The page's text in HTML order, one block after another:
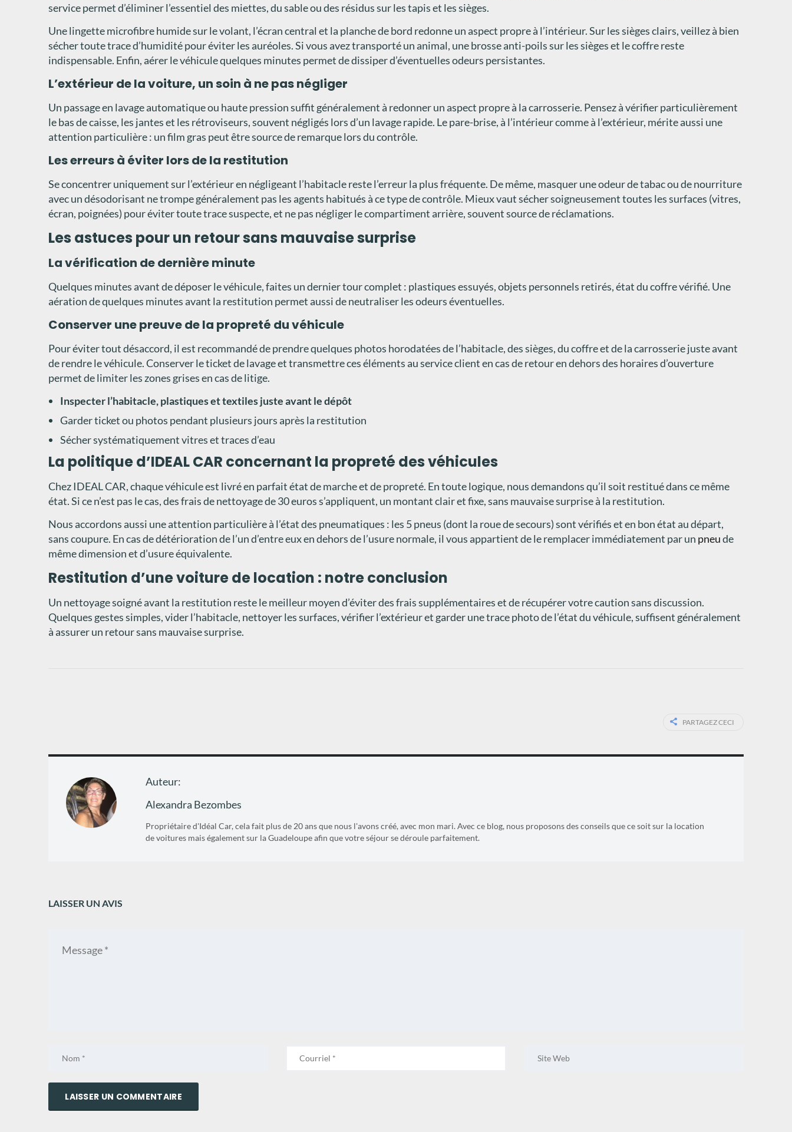
service permet d’éliminer l’essentiel des miettes, du sable ou des résidus sur les tapis et les sièges.
Une lingette microfibre humide sur le volant, l’écran central et la planche de bord redonne un aspect propre à l’intérieur. Sur les sièges clairs, veillez à bien
sécher toute trace d’humidité pour éviter les auréoles. Si vous avez transporté un animal, une brosse anti-poils sur les sièges et le coffre reste
indispensable. Enfin, aérer le véhicule quelques minutes permet de dissiper d’éventuelles odeurs persistantes.
L’extérieur de la voiture, un soin à ne pas négliger
Un passage en lavage automatique ou haute pression suffit généralement à redonner un aspect propre à la carrosserie. Pensez à vérifier particulièrement
le bas de caisse, les jantes et les rétroviseurs, souvent négligés lors d’un lavage rapide. Le pare-brise, à l’intérieur comme à l’extérieur, mérite aussi une
attention particulière : un film gras peut être source de remarque lors du contrôle.
Les erreurs à éviter lors de la restitution
Se concentrer uniquement sur l’extérieur en négligeant l’habitacle reste l’erreur la plus fréquente. De même, masquer une odeur de tabac ou de nourriture
avec un désodorisant ne trompe généralement pas les agents habitués à ce type de contrôle. Mieux vaut sécher soigneusement toutes les surfaces (vitres,
écran, poignées) pour éviter toute trace suspecte, et ne pas négliger le compartiment arrière, souvent source de réclamations.
Les astuces pour un retour sans mauvaise surprise
La vérification de dernière minute
Quelques minutes avant de déposer le véhicule, faites un dernier tour complet : plastiques essuyés, objets personnels retirés, état du coffre vérifié. Une
aération de quelques minutes avant la restitution permet aussi de neutraliser les odeurs éventuelles.
Conserver une preuve de la propreté du véhicule
Pour éviter tout désaccord, il est recommandé de prendre quelques photos horodatées de l’habitacle, des sièges, du coffre et de la carrosserie juste avant
de rendre le véhicule. Conserver le ticket de lavage et transmettre ces éléments au service client en cas de retour en dehors des horaires d’ouverture
permet de limiter les zones grises en cas de litige.
Inspecter l’habitacle, plastiques et textiles juste avant le dépôt
Garder ticket ou photos pendant plusieurs jours après la restitution
Sécher systématiquement vitres et traces d’eau
La politique d’IDEAL CAR concernant la propreté des véhicules
Chez IDEAL CAR, chaque véhicule est livré en parfait état de marche et de propreté. En toute logique, nous demandons qu’il soit restitué dans ce même
état. Si ce n’est pas le cas, des frais de nettoyage de 30 euros s’appliquent, un montant clair et fixe, sans mauvaise surprise à la restitution.
Nous accordons aussi une attention particulière à l’état des pneumatiques : les 5 pneus (dont la roue de secours) sont vérifiés et en bon état au départ,
sans coupure. En cas de détérioration de l’un d’entre eux en dehors de l’usure normale, il vous appartient de le remplacer immédiatement par un pneude
même dimension et d’usure équivalente.
Restitution d’une voiture de location : notre conclusion
Un nettoyage soigné avant la restitution reste le meilleur moyen d’éviter des frais supplémentaires et de récupérer votre caution sans discussion.
Quelques gestes simples, vider l’habitacle, nettoyer les surfaces, vérifier l’extérieur et garder une trace photo de l’état du véhicule, suffisent généralement
à assurer un retour sans mauvaise surprise.
PARTAGEZ CECI
Auteur:
Alexandra Bezombes
Propriétaire d'Idéal Car, cela fait plus de 20 ans que nous l'avons créé, avec mon mari. Avec ce blog, nous proposons des conseils que ce soit sur la location
de voitures mais également sur la Guadeloupe afin que votre séjour se déroule parfaitement.
LAISSER UN AVIS